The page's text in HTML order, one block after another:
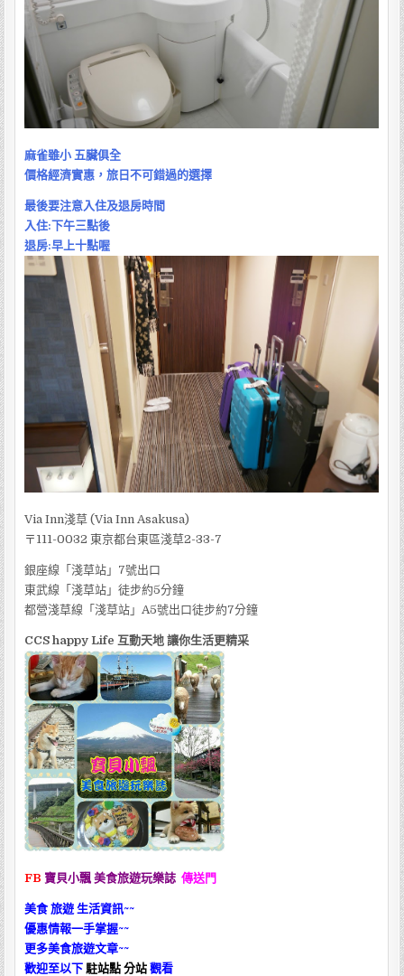
麻雀雖小 五臟俱全
價格經濟實惠，旅日不可錯過的選擇
最後要注意入住及退房時間
入住:下午三點後
退房:早上十點喔
Via Inn淺草 (Via Inn Asakusa)
〒111-0032 東京都台東區淺草2-33-7
銀座線「淺草站」7號出口
東武線「淺草站」徒步約5分鐘
都營淺草線「淺草站」A5號出口徒步約7分鐘
CCS happy Life 互動天地 讓你生活更精采
FB 寶貝小飄美食旅遊玩樂誌 傳送門
美食 旅遊 生活資訊~~
優惠情報一手掌握~~
更多美食旅遊文章~~
歡迎至以下駐站點 分站觀看